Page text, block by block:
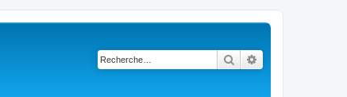
Rechercher